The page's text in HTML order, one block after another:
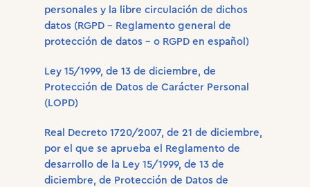
personales y la libre circulación de dichos
datos (RGPD – Reglamento general de
protección de datos – o RGPD en español)
Ley 15/1999, de 13 de diciembre, de
Protección de Datos de Carácter Personal
(LOPD)
Real Decreto 1720/2007, de 21 de diciembre,
por el que se aprueba el Reglamento de
desarrollo de la Ley 15/1999, de 13 de
diciembre, de Protección de Datos de